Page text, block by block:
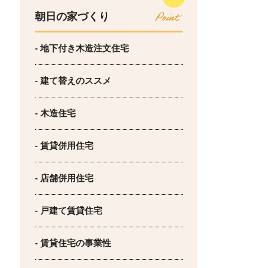
朝日の家づくり
- 地下付き木造注文住宅
- 建て替えのススメ
- 木造住宅
- 賃貸併用住宅
- 店舗併用住宅
- 戸建て賃貸住宅
- 賃貸住宅の事業性